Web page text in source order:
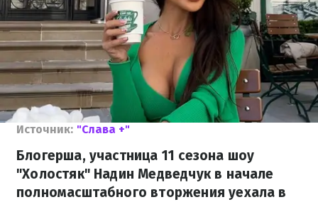
Источник: "Слава +"
Блогерша, участница 11 сезона шоу
"Холостяк" Надин Медведчук в начале
полномасштабного вторжения уехала в